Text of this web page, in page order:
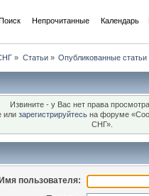
Непрочитанные Календарь
» Статьи» Опубликованные статьи
Извините - у Вас нет права
или зарегистрируйтесь на форуме
СНГ».
пользователя: